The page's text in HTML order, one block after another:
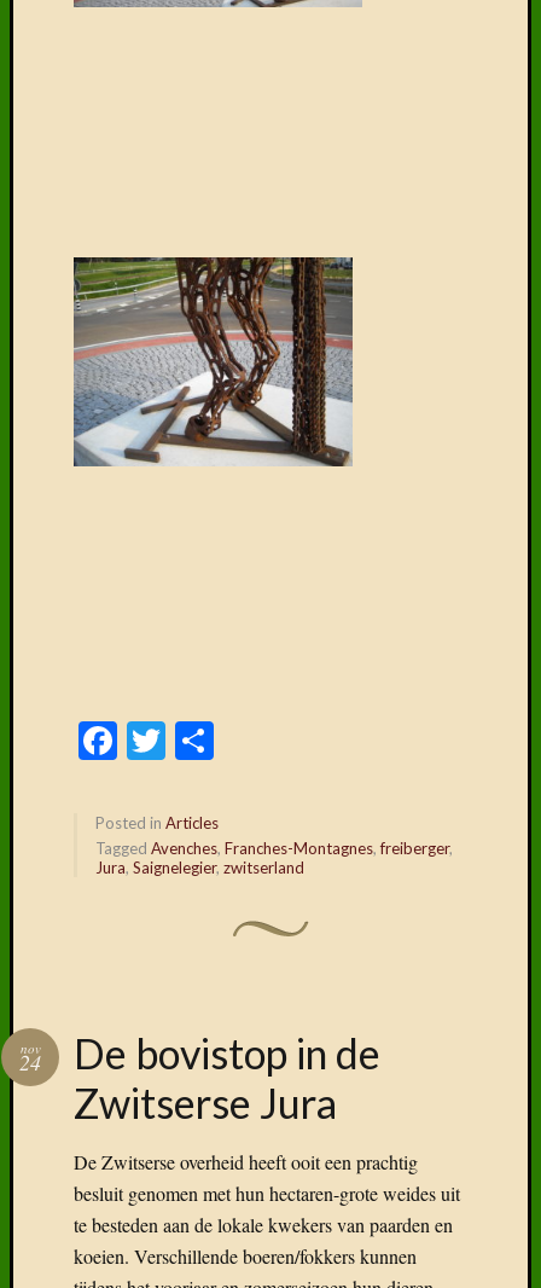
Facebook
Twitter
Posted in Articles
Tagged Avenches, Franches-Montagnes,freiberger,
Jura, Saignelegier, zwitserland
De bovistop in de
Zwitserse Jura
nov
24
De Zwitserse overheid heeft ooit een prachtig
besluit genomen met hun hectaren-grote weides uit
te besteden aan de lokale kwekers van paarden en
koeien. Verschillende boeren/fokkers kunnen